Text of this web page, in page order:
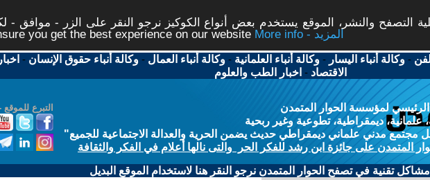
التصفح والنشر، الموقع يستخدم بعض أنواع الكوكيز نرجو النقر على الزر - موافق -
you get the best experience on our website
More info - المزيد
-وكالة أنباء اليسار -وكالة أنباء العلمانية -وكالة أنباء العمال -وكالة أنباء حقوق الإنسان -
الاقتصاد - اخبار الطب والعلوم
التبرع
الرئيسي لمؤسسة الحوار المتمدن
علمانية، ديمقراطية، تطوعية وغير ربحية
مجتمع مدني علماني ديمقراطي حديث يضمن الحرية والعدالة الاجتماعية للجميع"
المتمدن على جائزة ابن رشد للفكر الحر والتى نالها أعلام في الفكر والثقافة
مشاكل تقنية في تصفح الحوار المتمدن نرجو النقر هنا لاستخدام الموقع البديل